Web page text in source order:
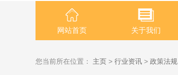
网站首页 关于我们
您当前所在位置： 主页 > 行业资讯 > 政策法规